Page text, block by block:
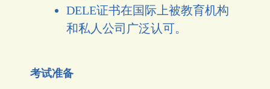
DELE证书在国际上被教育机构
和私人公司广泛认可。
考试准备